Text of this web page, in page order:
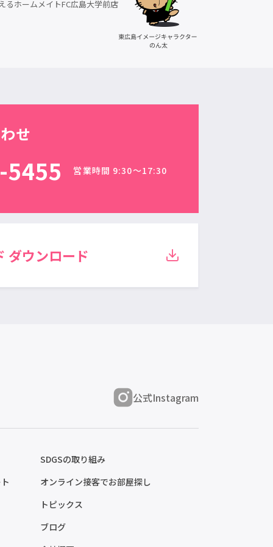
るホームメイトFC広島大学前店
せ
営業時間 9:30〜17:30
ダウンロード
公式Instagram
SDGSの取り組み
オンライン接客でお部屋探し
トピックス
ブログ